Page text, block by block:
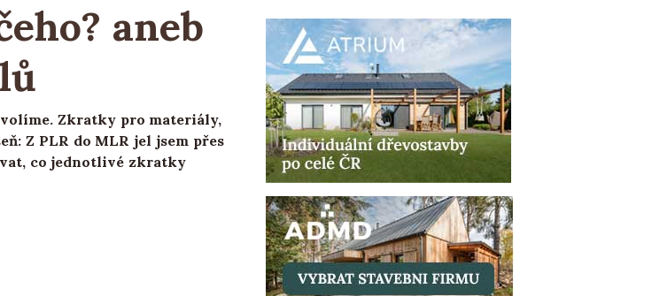
aneb
Zkratky pro materiály,
Z PLR do MLR jel jsem přes
co jednotlivé zkratky